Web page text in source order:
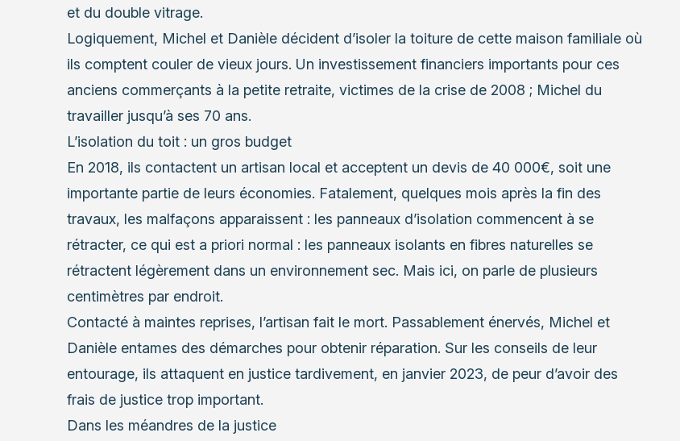
et du double vitrage.
Logiquement, Michel et Danièle décident d’isoler la toiture de cette maison familiale où
ils comptent couler de vieux jours. Un investissement financiers importants pour ces
anciens commerçants à la petite retraite, victimes de la crise de 2008 ; Michel du
travailler jusqu’à ses 70 ans.
L’isolation du toit : un gros budget
En 2018, ils contactent un artisan local et acceptent un devis de 40 000€, soit une
importante partie de leurs économies. Fatalement, quelques mois après la fin des
travaux, les malfaçons apparaissent : les panneaux d’isolation commencent à se
rétracter, ce qui est a priori normal : les panneaux isolants en fibres naturelles se
rétractent légèrement dans un environnement sec. Mais ici, on parle de plusieurs
centimètres par endroit.
Contacté à maintes reprises, l’artisan fait le mort. Passablement énervés, Michel et
Danièle entames des démarches pour obtenir réparation. Sur les conseils de leur
entourage, ils attaquent en justice tardivement, en janvier 2023, de peur d’avoir des
frais de justice trop important.
Dans les méandres de la justice